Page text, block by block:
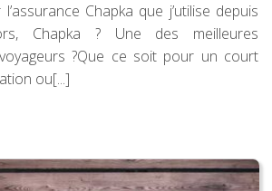
Chapka que j’utilise depuis
Chapka ? Une des meilleures
?Que ce soit pour un court
ou[...]